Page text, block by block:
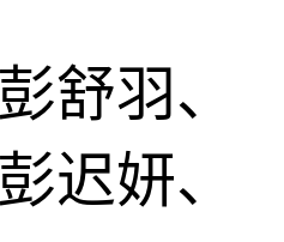
舒羽、
迟妍、